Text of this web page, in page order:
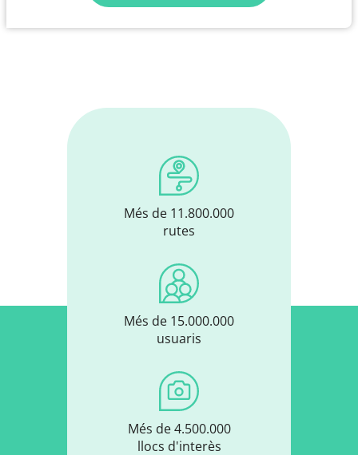
Més de 11.800.000
rutes
Més de 15.000.000
usuaris
Més de 4.500.000
llocs d'interès